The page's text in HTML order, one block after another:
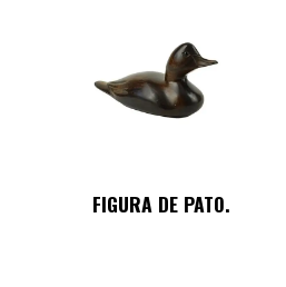
FIGURA DE PATO.